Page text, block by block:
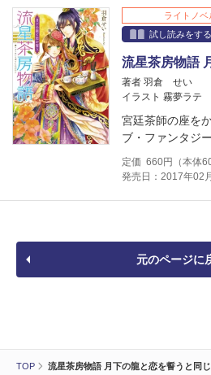
TOP 流星茶房物語 月下の龍と恋を誓うと同
ライトノベ
試し読みをする
流星茶房物語
著者 羽倉 せい
イラスト 霧夢ラテ
宮廷茶師の座を
ブ・ファンタジ
定価 660円（本体
発売日：2017年02
元のページに